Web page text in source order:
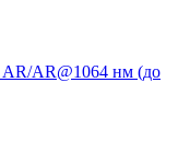
AR/AR@1064 нм (до